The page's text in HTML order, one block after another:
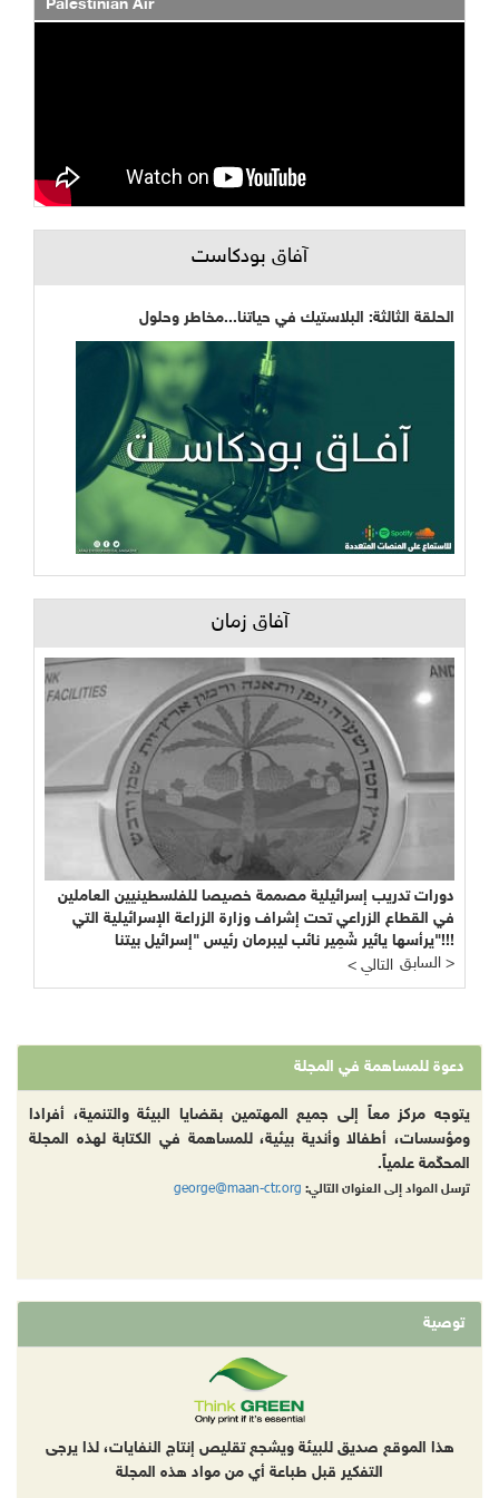
Palestinian Air
آفاق بودكاست
الحلقة الثالثة: البلاستيك في حياتنا...مخاطر وحلول
آفاق زمان
دورات تدريب إسرائيلية مصممة خصيصا للفلسطينيين العاملين
في القطاع الزراعي تحت إشراف وزارة الزراعة الإسرائيلية التي
يرأسها يائير شَمِير نائب ليبرمان رئيس "إسرائيل بيتنا"!!!
< التالي
السابق >
دعوة للمساهمة في المجلة
يتوجه مركز معاً إلى جميع المهتمين بقضايا البيئة والتنمية، أفرادا
ومؤسسات، أطفالا وأندية بيئية، للمساهمة في الكتابة لهذه المجلة
المحكّمة علمياً.
ترسل المواد إلى العنوان التالي: george@maan-ctr.org
توصية
هذا الموقع صديق للبيئة ويشجع تقليص إنتاج النفايات، لذا يرجى
التفكير قبل طباعة أي من مواد هذه المجلة